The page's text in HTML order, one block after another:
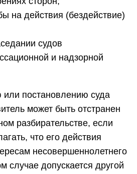
на действия (бездействие)
судов
и надзорной
постановлению суда
может быть отстранен
разбирательстве, если
что его действия
несовершеннолетнего
случае допускается другой